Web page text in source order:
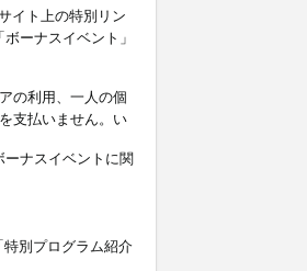
イト上の特別リン
ーナスイベント」
の利用、一人の個
支払いません。い
ナスイベントに関
別プログラム紹介